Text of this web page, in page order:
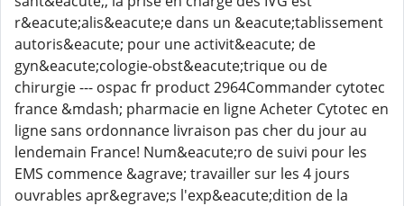
r&eacute;alis&eacute;e dans un &eacute;tablissement
autoris&eacute; pour une activit&eacute; de
gyn&eacute;cologie-obst&eacute;trique ou de
chirurgie --- ospac fr product 2964Commander cytotec
france &mdash; pharmacie en ligne Acheter Cytotec en
ligne sans ordonnance livraison pas cher du jour au
lendemain France! Num&eacute;ro de suivi pour les
EMS commence &agrave; travailler sur les 4 jours
ouvrables apr&egrave;s l'exp&eacute;dition de la